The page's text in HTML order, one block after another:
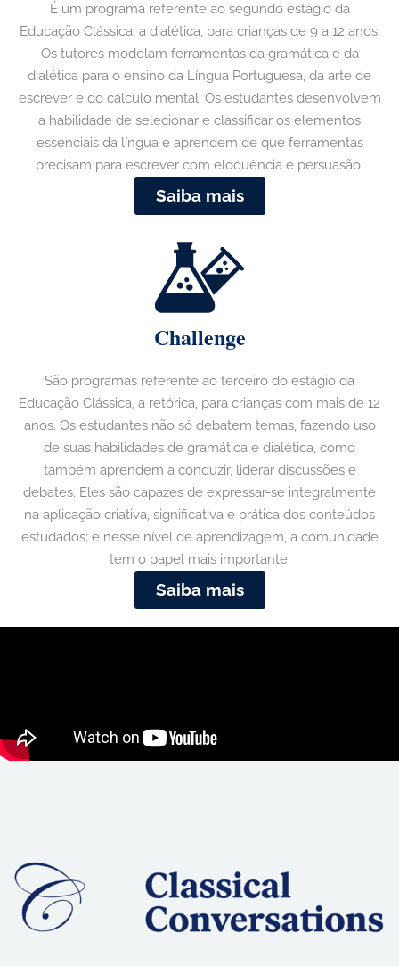
É um programa referente ao segundo estágio da
Educação Clássica, a dialética, para crianças de 9 a 12 anos.
Os tutores modelam ferramentas da gramática e da
dialética para o ensino da Língua Portuguesa, da arte de
escrever e do cálculo mental. Os estudantes desenvolvem
a habilidade de selecionar e classificar os elementos
essenciais da língua e aprendem de que ferramentas
precisam para escrever com eloquência e persuasão.
Saiba mais
Challenge
São programas referente ao terceiro do estágio da
Educação Clássica, a retórica, para crianças com mais de 12
anos. Os estudantes não só debatem temas, fazendo uso
de suas habilidades de gramática e dialética, como
também aprendem a conduzir, liderar discussões e
debates. Eles são capazes de expressar-se integralmente
na aplicação criativa, significativa e prática dos conteúdos
estudados; e nesse nível de aprendizagem, a comunidade
tem o papel mais importante.
Saiba mais